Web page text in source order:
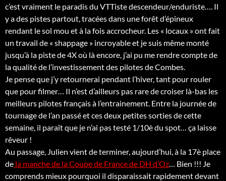
c’est vraiment le paradis du VTTiste descendeur/enduriste…. Il
y a des pistes partout, tracées dans une forêt d’épineux
rendant le sol mou et à la fois accrocheur. Les « locaux » ont fait
un travail de « shappage » incroyable et je suis même monté
jusqu’à la piste de 4X où là encore, j’ai pu me rendre compte de
la qualité de l’investissement des pilotes de Combes.
Je pense que j’y retournerai pendant l’hiver, tant pour rouler
que pour filmer… Il n’est d’ailleurs pas rare de croiser là-bas les
meilleurs pilotes français à l’entrainement. Entre la journée de
tournage de l’an passé et ces deux petites sorties de cette
semaine, il paraît que je n’ai pas testé 1/10è du spot… ça laisse
rêveur !
Au passage, Julien vient de terminer, aujourd’hui, à la 17è place
de la manche de la Coupe de France de DH d’Oz… Bien !!! Je
comprends mieux pourquoi il disparaissait rapidement devant